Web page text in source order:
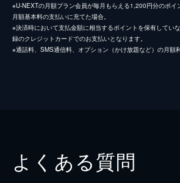
※U-NEXTの月額プラン会員が毎月もらえる1,200円分のポ
月額基本料の支払いに充てた場合。
※決済時において支払金額に相当するポイントを保有してい
録のクレジットカードでのお支払いとなります。
※通話料、SMS通信料、オプション（かけ放題など）の月額
よくある質問